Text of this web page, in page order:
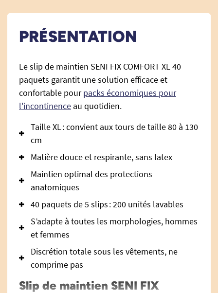
PRÉSENTATION
Le slip de maintien SENI FIX COMFORT XL 40
paquets garantit une solution efficace et
confortable pourpacks économiques pour
l'incontinence au quotidien.
Taille XL : convient aux tours de taille 80 à 130
cm
Matière douce et respirante, sans latex
Maintien optimal des protections
anatomiques
40 paquets de 5 slips : 200 unités lavables
S’adapte à toutes les morphologies, hommes
et femmes
Discrétion totale sous les vêtements, ne
comprime pas
Slip de maintien SENI FIX